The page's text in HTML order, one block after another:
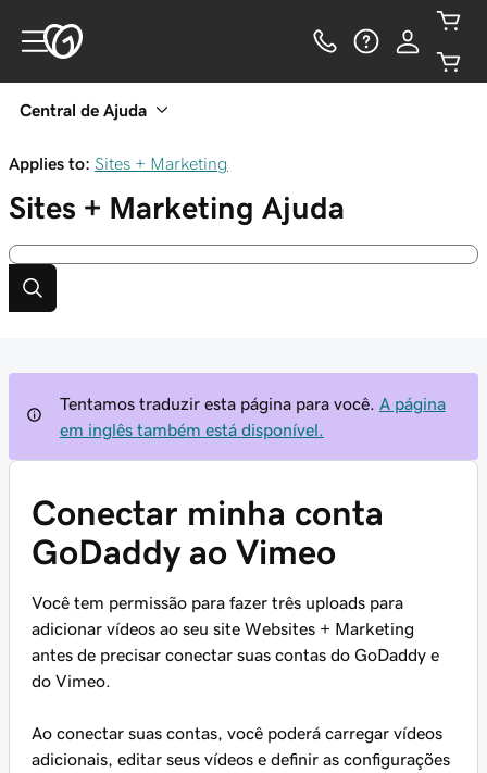
Central de Ajuda
Applies to: Sites + Marketing
Sites + Marketing Ajuda
Tentamos traduzir esta página para você.
A página
em inglês também está disponível.
Conectar minha conta
GoDaddy ao Vimeo
Você tem permissão para fazer três uploads para
adicionar vídeos ao seu site Websites + Marketing
antes de precisar conectar suas contas do GoDaddy e
do Vimeo.
Ao conectar suas contas, você poderá carregar vídeos
adicionais, editar seus vídeos e definir as configurações